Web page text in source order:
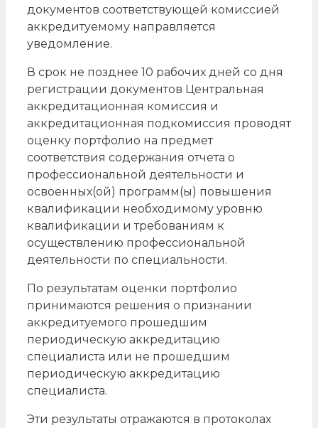
документов соответствующей комиссией
аккредитуемому направляется
уведомление.
В срок не позднее 10 рабочих дней со дня
регистрации документов Центральная
аккредитационная комиссия и
аккредитационная подкомиссия проводят
оценку портфолио на предмет
соответствия содержания отчета о
профессиональной деятельности и
освоенных(ой) программ(ы) повышения
квалификации необходимому уровню
квалификации и требованиям к
осуществлению профессиональной
деятельности по специальности.
По результатам оценки портфолио
принимаются решения о признании
аккредитуемого прошедшим
периодическую аккредитацию
специалиста или не прошедшим
периодическую аккредитацию
специалиста.
Эти результаты отражаются в протоколах